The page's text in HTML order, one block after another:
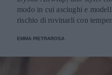
arrossamento leggero può
o irritazione netta è un
ridurre la frequenza. Dove si
delicata, idratazione che non
modo in cui asciughi e
rischio di rovinarli con
EMMA PIETRAROSA